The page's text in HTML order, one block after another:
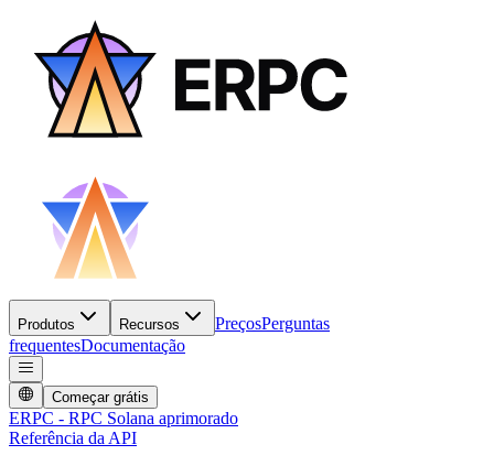
Produtos Recursos PreçosPerguntas
frequentesDocumentação
Começar grátis
ERPC - RPC Solana aprimorado
Referência da API